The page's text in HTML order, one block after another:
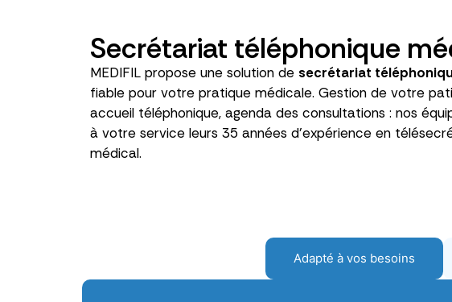
Secrétariat téléphonique
MEDIFIL propose une solution de secrétariat
fiable pour votre pratique médicale. Gestion de votre
accueil téléphonique, agenda des consultations : nos
à votre service leurs 35 années d’expérience en
médical.
Adapté à vos besoins